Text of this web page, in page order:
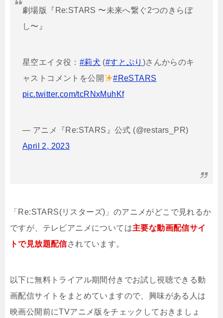
劇場版『Re:STARS 〜未来へ繋ぐ2つのきらぼ
し〜』
星空エイタ役： #莉犬 (#すとぷり )さんからのキ
ャストコメントを公開
#ReSTARS
pic.twitter.com/tcRNxMuhKf
— アニメ『Re:STARS』公式 (@restars_PR)
April 2, 2023
「Re:STARS(リスターズ)」のアニメがどこで見れるか
ですが、テレビアニメについては主要な動画配信サイ
トで見放題配信されています。
以下に無料トライアル期間付きでお試し視聴できる動
画配信サイトをまとめていますので、興味がある人は
映画公開前にTVアニメ版をチェックしておきましょ